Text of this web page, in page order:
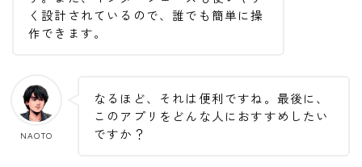
く設計されているので、誰でも簡単に操
作できます。
NAOTO
なるほど、それは便利ですね。最後に、
このアプリをどんな人におすすめしたい
ですか？